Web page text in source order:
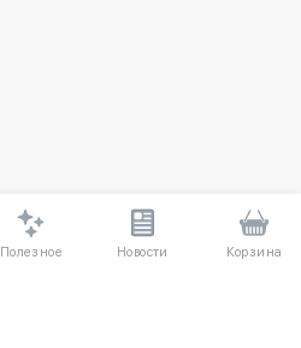
Полезное Новости Корзина